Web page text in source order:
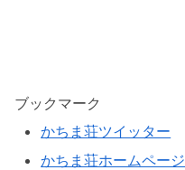
ブックマーク
かちま荘ツイッター
かちま荘ホームページ